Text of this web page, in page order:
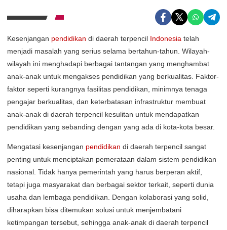
Kesenjangan pendidikan di daerah terpencil Indonesia telah
menjadi masalah yang serius selama bertahun-tahun. Wilayah-
wilayah ini menghadapi berbagai tantangan yang menghambat
anak-anak untuk mengakses pendidikan yang berkualitas. Faktor-
faktor seperti kurangnya fasilitas pendidikan, minimnya tenaga
pengajar berkualitas, dan keterbatasan infrastruktur membuat
anak-anak di daerah terpencil kesulitan untuk mendapatkan
pendidikan yang sebanding dengan yang ada di kota-kota besar.
Mengatasi kesenjangan pendidikan di daerah terpencil sangat
penting untuk menciptakan pemerataan dalam sistem pendidikan
nasional. Tidak hanya pemerintah yang harus berperan aktif,
tetapi juga masyarakat dan berbagai sektor terkait, seperti dunia
usaha dan lembaga pendidikan. Dengan kolaborasi yang solid,
diharapkan bisa ditemukan solusi untuk menjembatani
ketimpangan tersebut, sehingga anak-anak di daerah terpencil